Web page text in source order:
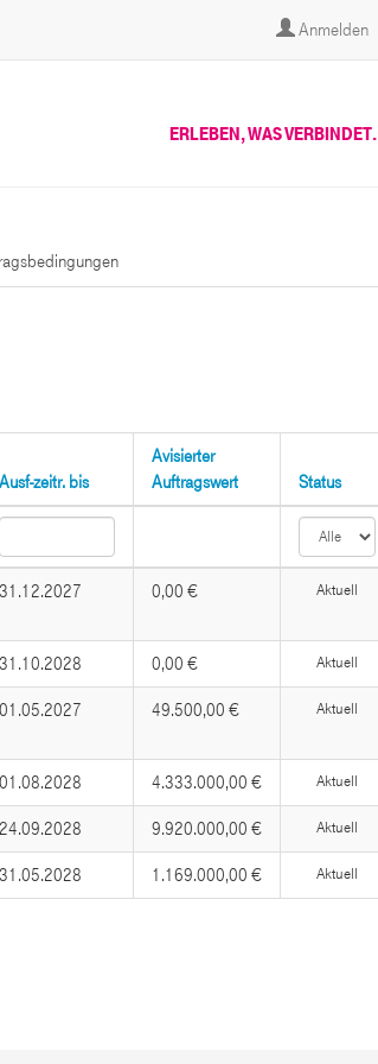
Anmelden
ERLEBEN, WAS VERBINDET.
Ausf-zeitr. bis
Avisierter
Auftragswert
Status
31.12.2027 0,00 € Aktuell
31.10.2028 0,00 € Aktuell
01.05.2027 49.500,00 € Aktuell
01.08.2028 4.333.000,00 € Aktuell
24.09.2028 9.920.000,00 € Aktuell
31.05.2028 1.169.000,00 € Aktuell